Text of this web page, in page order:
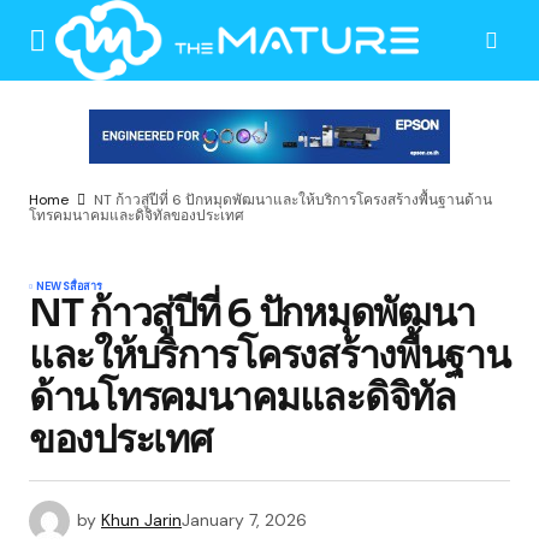
Home
NT ก้าวสู่ปีที่ 6 ปักหมุดพัฒนาและให้บริการโครงสร้างพื้นฐานด้าน
โทรคมนาคมและดิจิทัลของประเทศ
NEWSสื่อสาร
NT ก้าวสู่ปีที่ 6 ปักหมุดพัฒนา
และให้บริการโครงสร้างพื้นฐาน
ด้านโทรคมนาคมและดิจิทัล
ของประเทศ
by Khun JarinJanuary 7, 2026